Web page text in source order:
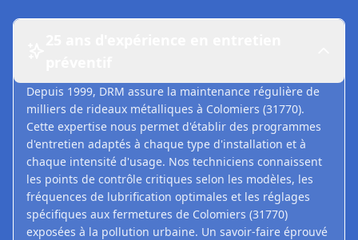
Depuis 1999, DRM assure la maintenance régulière de
milliers de rideaux métalliques à Colomiers (31770).
Cette expertise nous permet d'établir des programmes
d'entretien adaptés à chaque type d'installation et à
chaque intensité d'usage. Nos techniciens connaissent
les points de contrôle critiques selon les modèles, les
fréquences de lubrification optimales et les réglages
spécifiques aux fermetures de Colomiers (31770)
exposées à la pollution urbaine. Un savoir-faire éprouvé